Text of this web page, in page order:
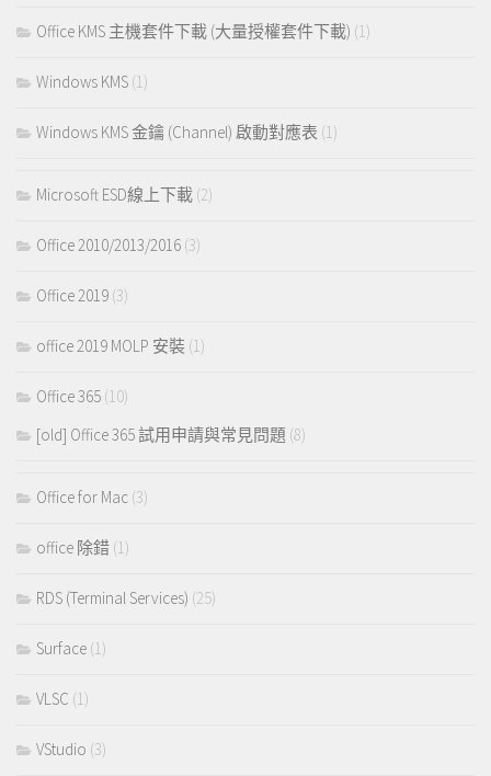
Office KMS 主機套件下載 (大量授權套件下載) (1)
Windows KMS (1)
Windows KMS 金鑰 (Channel) 啟動對應表 (1)
Microsoft ESD線上下載 (2)
Office 2010/2013/2016 (3)
Office 2019 (3)
office 2019 MOLP 安裝 (1)
Office 365 (10)
[old] Office 365 試用申請與常見問題 (8)
Office for Mac (3)
office 除錯 (1)
RDS (Terminal Services) (25)
Surface (1)
VLSC (1)
VStudio (3)